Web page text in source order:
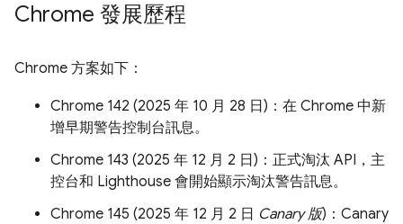
Chrome 發展歷程
Chrome 方案如下：
Chrome 142 (2025 年 10 月 28 日)：在 Chrome 中新
增早期警告控制台訊息。
Chrome 143 (2025 年 12 月 2 日)：正式淘汰 API，主
控台和 Lighthouse 會開始顯示淘汰警告訊息。
Chrome 145 (2025 年 12 月 2 日 Canary 版)：Canary